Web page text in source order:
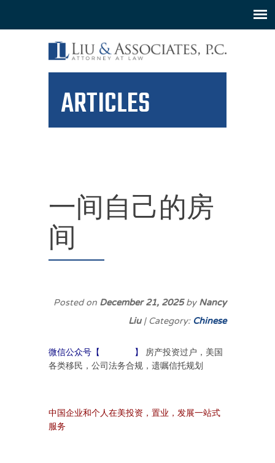
ARTICLES
一间自己的房
间
Posted onDecember 21, 2025byNancy
Liu| Category:Chinese
微信公众号【 】
房产投资过户，美国
各类移民，公司法务合规，遗嘱信托规划
中国企业和个人在美投资，置业，发展一站式
服务